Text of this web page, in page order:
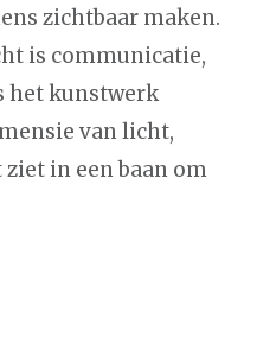
zichtbaar maken.
is communicatie,
het kunstwerk
van licht,
in een baan om